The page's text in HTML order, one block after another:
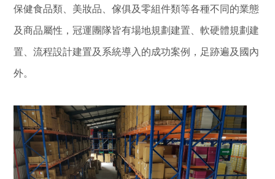
保健食品類、美妝品、傢俱及零組件類等各種不同的業態
及商品屬性，冠運團隊皆有場地規劃建置、軟硬體規劃建
置、流程設計建置及系統導入的成功案例，足跡遍及國內
外。